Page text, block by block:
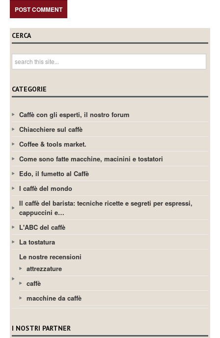
CERCA
CATEGORIE
Caffè con gli esperti, il nostro forum
Chiacchiere sul caffè
Coffee & tools market.
Come sono fatte macchine, macinini e tostatori
Edo, il fumetto al Caffè
I caffè del mondo
Il caffè del barista: tecniche ricette e segreti per espressi,
cappuccini e…
L'ABC del caffè
La tostatura
Le nostre recensioni
attrezzature
caffè
macchine da caffè
I NOSTRI PARTNER